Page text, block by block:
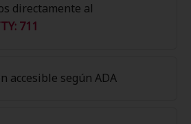
directamente al
711
accesible según ADA